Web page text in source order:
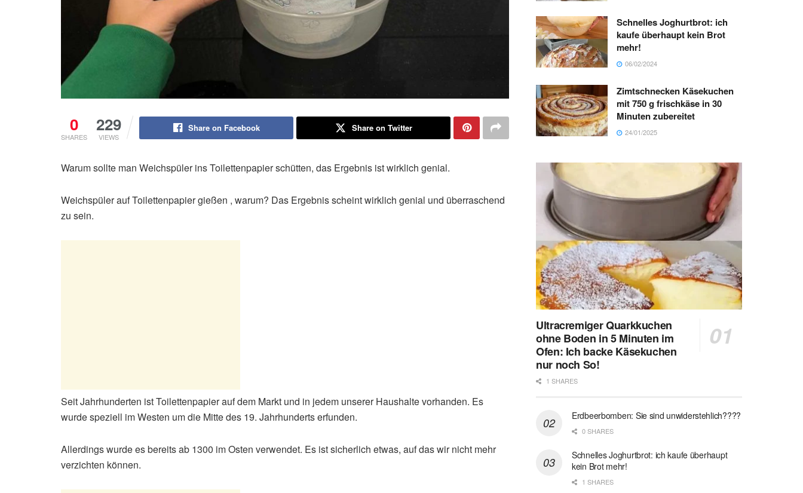
0
SHARES
229
VIEWS
Share on Facebook Share on Twitter
Warum sollte man Weichspüler ins Toilettenpapier schütten, das Ergebnis ist wirklich genial.
Weichspüler auf Toilettenpapier gießen , warum? Das Ergebnis scheint wirklich genial und überraschend
zu sein.
Seit Jahrhunderten ist Toilettenpapier auf dem Markt und in jedem unserer Haushalte vorhanden. Es
wurde speziell im Westen um die Mitte des 19. Jahrhunderts erfunden.
Allerdings wurde es bereits ab 1300 im Osten verwendet. Es ist sicherlich etwas, auf das wir nicht mehr
verzichten können.
Schnelles Joghurtbrot: ich
kaufe überhaupt kein Brot
mehr!
06/02/2024
Zimtschnecken Käsekuchen
mit 750 g frischkäse in 30
Minuten zubereitet
24/01/2025
Ultracremiger Quarkkuchen
ohne Boden in 5 Minuten im
Ofen: Ich backe Käsekuchen
nur noch So!
1 SHARES
Erdbeerbomben: Sie sind unwiderstehlich????
0 SHARES
Schnelles Joghurtbrot: ich kaufe überhaupt
kein Brot mehr!
1 SHARES